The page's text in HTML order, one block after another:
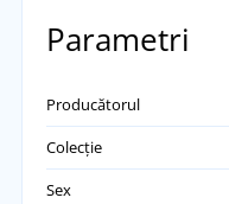
Parametri
Producătorul
Colecție
Sex